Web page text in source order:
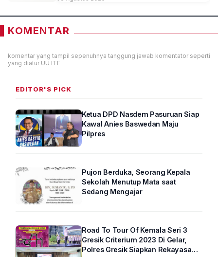
KOMENTAR
komentar yang tampil sepenuhnya tanggung jawab komentator seperti
yang diatur UU ITE
EDITOR'S PICK
Ketua DPD Nasdem Pasuruan Siap
Kawal Anies Baswedan Maju
Pilpres
Pujon Berduka, Seorang Kepala
Sekolah Menutup Mata saat
Sedang Mengajar
Road To Tour Of Kemala Seri 3
Gresik Criterium 2023 Di Gelar,
Polres Gresik Siapkan Rekayasa